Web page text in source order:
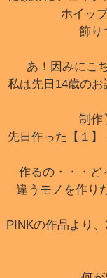
ホイッ
飾り
あ！因みにこ
私は先日14歳のお
制作
先日作った
【１
作るの・・・ど
違うモノを作り
PINKの作品より